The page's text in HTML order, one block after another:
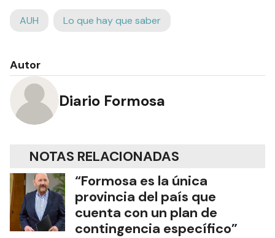
AUH Lo que hay que saber
Autor
Diario Formosa
NOTAS RELACIONADAS
“Formosa es la única
provincia del país que
cuenta con un plan de
contingencia específico”